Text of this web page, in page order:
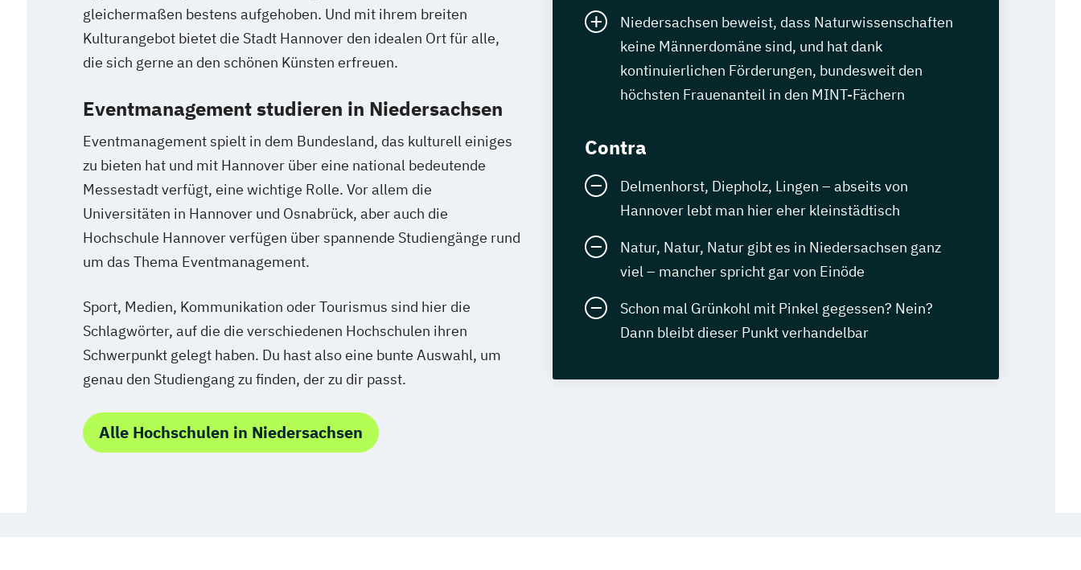
gleichermaßen bestens aufgehoben. Und mit ihrem breiten
Kulturangebot bietet die Stadt Hannover den idealen Ort für alle,
die sich gerne an den schönen Künsten erfreuen.
Eventmanagement studieren in Niedersachsen
Eventmanagement spielt in dem Bundesland, das kulturell einiges
zu bieten hat und mit Hannover über eine national bedeutende
Messestadt verfügt, eine wichtige Rolle. Vor allem die
Universitäten in Hannover und Osnabrück, aber auch die
Hochschule Hannover verfügen über spannende Studiengänge rund
um das Thema Eventmanagement.
Sport, Medien, Kommunikation oder Tourismus sind hier die
Schlagwörter, auf die die verschiedenen Hochschulen ihren
Schwerpunkt gelegt haben. Du hast also eine bunte Auswahl, um
genau den Studiengang zu finden, der zu dir passt.
Alle Hochschulen in Niedersachsen
Niedersachsen beweist, dass Naturwissenschaften
keine Männerdomäne sind, und hat dank
kontinuierlichen Förderungen, bundesweit den
höchsten Frauenanteil in den MINT-Fächern
Contra
Delmenhorst, Diepholz, Lingen – abseits von
Hannover lebt man hier eher kleinstädtisch
Natur, Natur, Natur gibt es in Niedersachsen ganz
viel – mancher spricht gar von Einöde
Schon mal Grünkohl mit Pinkel gegessen? Nein?
Dann bleibt dieser Punkt verhandelbar